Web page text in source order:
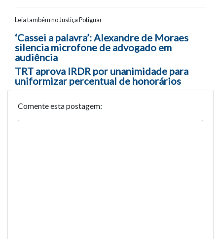
Leia também no Justiça Potiguar
Navegação entre posts
‘Cassei a palavra’: Alexandre de Moraes
silencia microfone de advogado em
audiência
TRT aprova IRDR por unanimidade para
uniformizar percentual de honorários
Comente esta postagem: